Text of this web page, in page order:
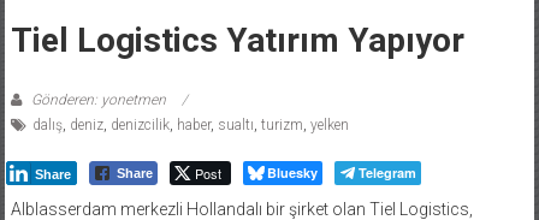
Tiel Logistics Yatırım Yapıyor
Gönderen: yonetmen
dalış, deniz, denizcilik, haber, sualtı turizm yelken
Share Share Post Bluesky Telegram
Alblasserdam merkezli Hollandalı bir şirket olan Tiel Logistics,